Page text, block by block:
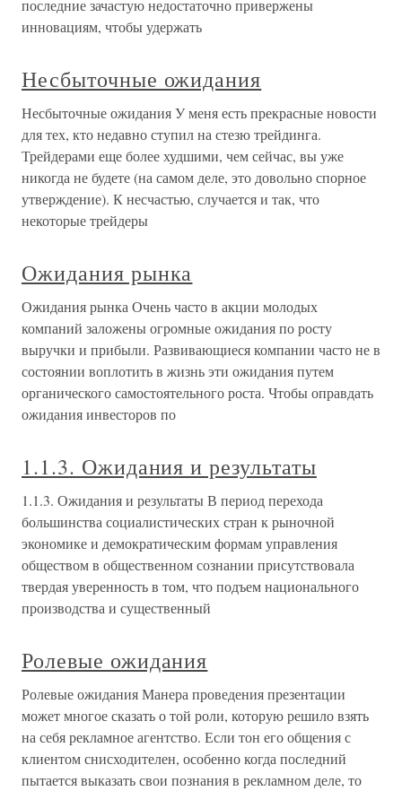
последние зачастую недостаточно привержены
инновациям, чтобы удержать
Несбыточные ожидания
Несбыточные ожидания У меня есть прекрасные новости
для тех, кто недавно ступил на стезю трейдинга.
Трейдерами еще более худшими, чем сейчас, вы уже
никогда не будете (на самом деле, это довольно спорное
утверждение). К несчастью, случается и так, что
некоторые трейдеры
Ожидания рынка
Ожидания рынка Очень часто в акции молодых
компаний заложены огромные ожидания по росту
выручки и прибыли. Развивающиеся компании часто не в
состоянии воплотить в жизнь эти ожидания путем
органического самостоятельного роста. Чтобы оправдать
ожидания инвесторов по
1.1.3. Ожидания и результаты
1.1.3. Ожидания и результаты В период перехода
большинства социалистических стран к рыночной
экономике и демократическим формам управления
обществом в общественном сознании присутствовала
твердая уверенность в том, что подъем национального
производства и существенный
Ролевые ожидания
Ролевые ожидания Манера проведения презентации
может многое сказать о той роли, которую решило взять
на себя рекламное агентство. Если тон его общения с
клиентом снисходителен, особенно когда последний
пытается выказать свои познания в рекламном деле, то